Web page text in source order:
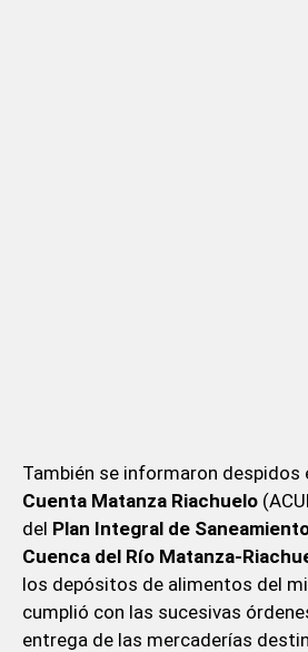
También se informaron despidos
Cuenta Matanza Riachuelo
del Plan Integral de
Cuenca del Río Matanza-
los depósitos de alimentos del
cumplió con las sucesivas
entrega de las mercaderías